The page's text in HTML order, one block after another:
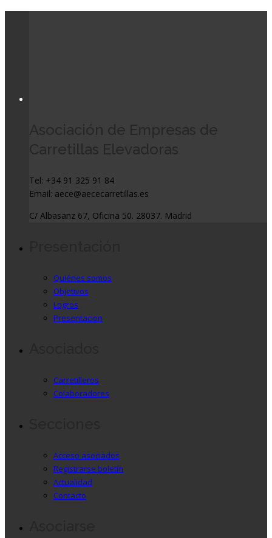
Asociación de Empresas de
Carretillas Elevadoras
Tel: +34 91 325 91 84
Email: aece@aececarretillas.es
C/ Albasanz 67, Oficina 50. 28037. Madrid
Quiénes somos
Objetivos
Logros
Presentacion
Carretilleros
Colaboradores
Acceso asociados
Registrarse boletín
Actualidad
Contacto